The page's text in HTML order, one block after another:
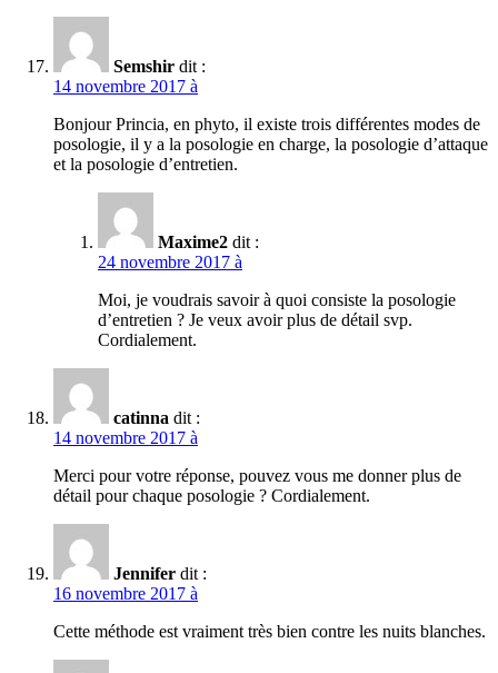
Semshir dit :
14 novembre 2017 à
Bonjour Princia, en phyto, il existe trois différentes modes de
posologie, il y a la posologie en charge, la posologie d’attaque
et la posologie d’entretien.
Maxime2 dit :
24 novembre 2017 à
Moi, je voudrais savoir à quoi consiste la posologie
d’entretien ? Je veux avoir plus de détail svp.
Cordialement.
catinna dit :
14 novembre 2017 à
Merci pour votre réponse, pouvez vous me donner plus de
détail pour chaque posologie ? Cordialement.
Jennifer dit :
16 novembre 2017 à
Cette méthode est vraiment très bien contre les nuits blanches.